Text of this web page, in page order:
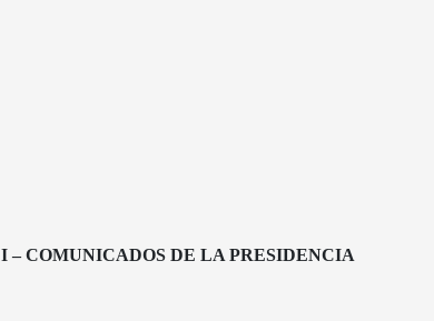
I – COMUNICADOS DE LA PRESIDENCIA